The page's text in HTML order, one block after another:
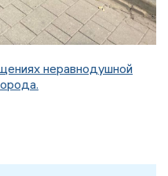
неравнодушной